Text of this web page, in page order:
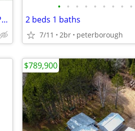
4-Bedroom Home – Steps from Downtown Peterborough
• • • • • • • • •
2 beds 1 baths
7/11 2br peterborough
$789,900